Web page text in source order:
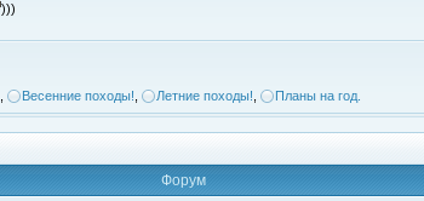
)))
Весенние походы! Летние походы! Планы на год.
Форум